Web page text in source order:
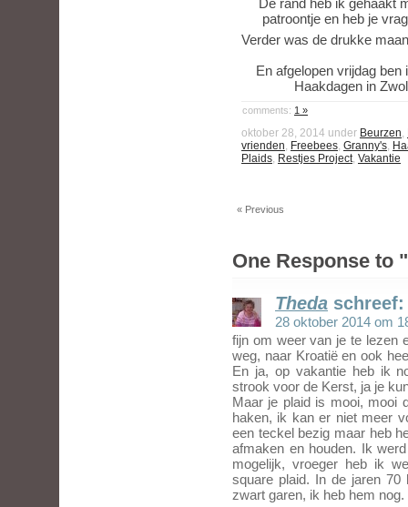
De rand heb ik gehaakt
patroontje en heb je
Verder was de drukke
En afgelopen vrijdag
Haakdagen in
comments: 1 »
oktober 28, 2014 under Beurzen,
vrienden, Freebees, Granny's,
Plaids, Restjes Project, Vakantie
« Previous
One Response to "
Theda schreef:
28 oktober 2014 om
fijn om weer van je te lezen
weg, naar Kroatië en ook
En ja, op vakantie heb ik
strook voor de Kerst, ja je
Maar je plaid is mooi, mooi
haken, ik kan er niet meer
een teckel bezig maar heb
afmaken en houden. Ik
mogelijk, vroeger heb ik
square plaid. In de jaren
zwart garen, ik heb hem nog.